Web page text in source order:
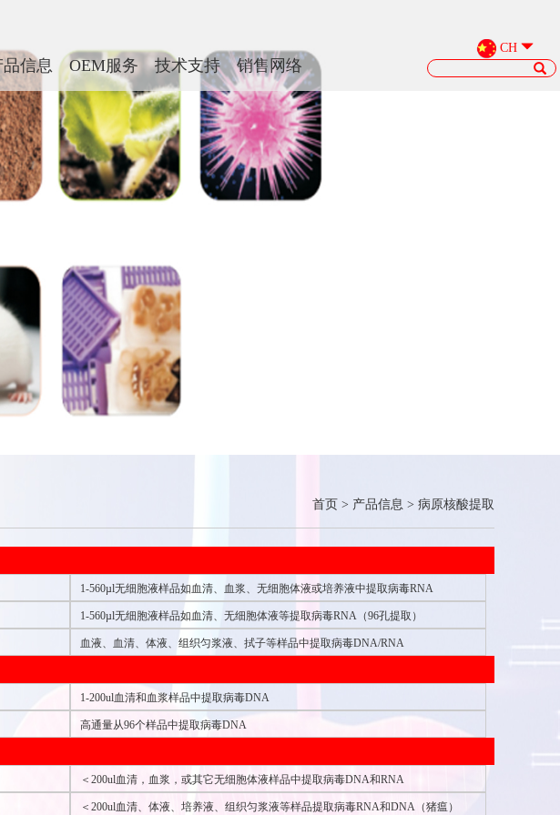
CH
品信息 OEM服务 技术支持 销售网络
首页 > 产品信息 > 病原核酸提取
1-560µl无细胞液样品如血清、血浆、无细胞体液或培养液中提取病毒RNA
1-560µl无细胞液样品如血清、无细胞体液等提取病毒RNA（96孔提取）
血液、血清、体液、组织匀浆液、拭子等样品中提取病毒DNA/RNA
1-200ul血清和血浆样品中提取病毒DNA
高通量从96个样品中提取病毒DNA
＜200ul血清，血浆，或其它无细胞体液样品中提取病毒DNA和RNA
＜200ul血清、体液、培养液、组织匀浆液等样品提取病毒RNA和DNA（猪瘟）